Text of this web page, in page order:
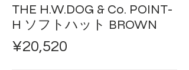
THE H.W.DOG & Co. POINT-
H ソフトハット BROWN
¥20,520